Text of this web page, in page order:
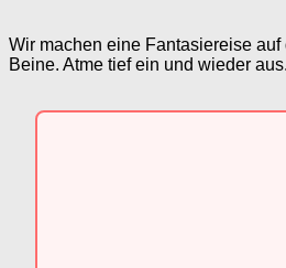
Wir machen eine Fantasiereise
Beine. Atme tief ein und wieder